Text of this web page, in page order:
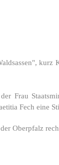
kurz
Frau
Fech eine
Oberpfalz